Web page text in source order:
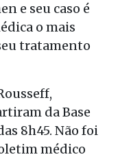
e seu caso é
o mais
tratamento
da Base
8h45. Não foi
médico